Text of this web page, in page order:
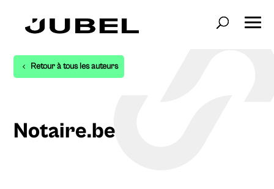
Retour à tous les auteurs
Notaire.be